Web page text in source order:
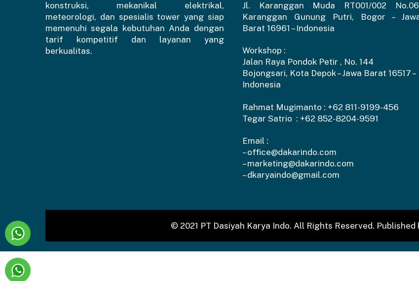
konstruksi, mekanikal elektrikal,
meteorologi, dan spesialis tower yang siap
memenuhi segala kebutuhan Anda dengan
tarif kompetitif dan layanan yang
berkualitas.
Jl. Karanggan Muda RT001/002
Karanggan Gunung Putri, Bogor –
Barat 16961 – Indonesia
Workshop :
Jalan Raya Pondok Petir , No. 144
Bojongsari, Kota Depok – Jawa Barat 16517 –
Indonesia
Rahmat Mugimanto : +62 811-9199-456
Tegar Satrio : +62 852-8204-9591
Email :
–office@dakarindo.com
–marketing@dakarindo.com
–dkaryaindo@gmail.com
© 2021 PT Dasiyah Karya Indo. All Rights Reserved. Published